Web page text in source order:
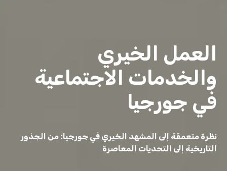
العمل الخيري
والخدمات الاجتماعية
في جورجيا
نظرة متعمقة إلى المشهد الخيري في جورجيا: من الجذور
التاريخية إلى التحديات المعاصرة